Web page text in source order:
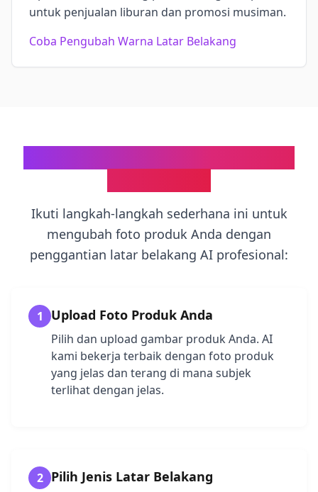
untuk penjualan liburan dan promosi musiman.
Coba Pengubah Warna Latar Belakang
Ikuti langkah-langkah sederhana ini untuk
mengubah foto produk Anda dengan
penggantian latar belakang AI profesional:
1 Upload Foto Produk Anda
Pilih dan upload gambar produk Anda. AI
kami bekerja terbaik dengan foto produk
yang jelas dan terang di mana subjek
terlihat dengan jelas.
2 Pilih Jenis Latar Belakang